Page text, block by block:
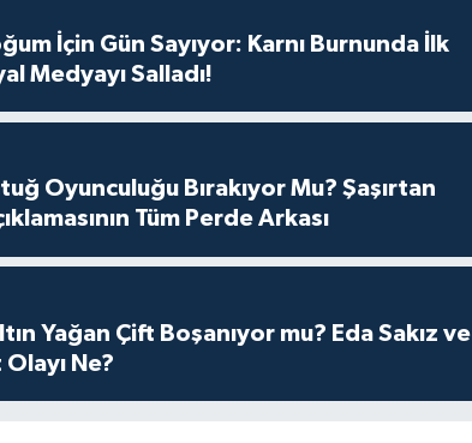
İçin Gün Sayıyor: Karnı Burnunda İlk
Medyayı Salladı!
Oyunculuğu Bırakıyor Mu? Şaşırtan
Tüm Perde Arkası
Yağan Çift Boşanıyor mu? Eda Sakız ve
Ne?